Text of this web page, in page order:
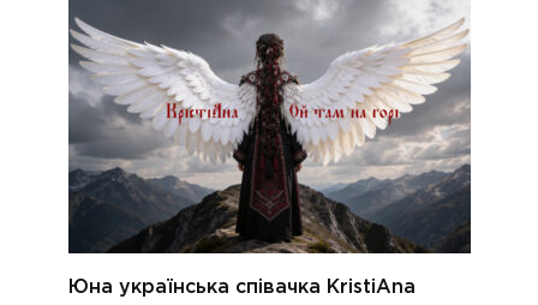
Юна українська співачка KristiAna